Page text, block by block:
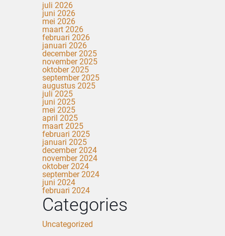
juli 2026
juni 2026
mei 2026
maart 2026
februari 2026
januari 2026
december 2025
november 2025
oktober 2025
september 2025
augustus 2025
juli 2025
juni 2025
mei 2025
april 2025
maart 2025
februari 2025
januari 2025
december 2024
november 2024
oktober 2024
september 2024
juni 2024
februari 2024
Categories
Uncategorized